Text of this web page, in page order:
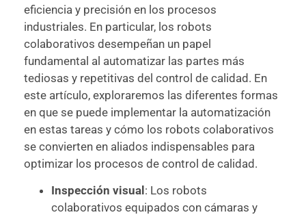
eficiencia y precisión en los procesos
industriales. En particular, los robots
colaborativos desempeñan un papel
fundamental al automatizar las partes más
tediosas y repetitivas del control de calidad. En
este artículo, exploraremos las diferentes formas
en que se puede implementar la automatización
en estas tareas y cómo los robots colaborativos
se convierten en aliados indispensables para
optimizar los procesos de control de calidad.
Inspección visual : Los robots
colaborativos equipados con cámaras y